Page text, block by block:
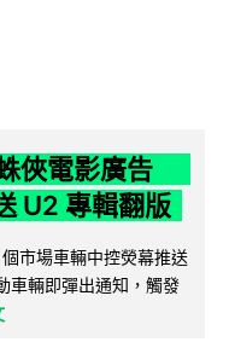
俠電影廣告
U2 專輯翻版
市場車輛中控熒幕推送
車輛即彈出通知，觸發